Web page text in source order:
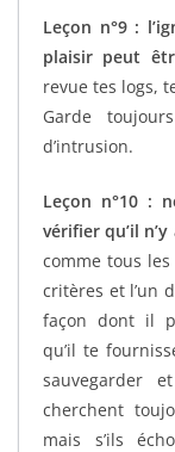
Leçon n°9 :
plaisir peut
revue tes logs,
Garde
d’intrusion.
Leçon n°10 :
vérifier qu’il
comme tous
critères et l’un
façon dont il
qu’il te
sauvegarder
cherchent
mais s’ils